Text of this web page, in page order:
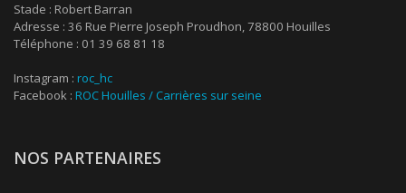
Stade : Robert Barran
Adresse : 36 Rue Pierre Joseph Proudhon, 78800 Houilles
Téléphone : 01 39 68 81 18
Instagram : roc_hc
Facebook : ROC Houilles / Carrières sur seine
NOS PARTENAIRES